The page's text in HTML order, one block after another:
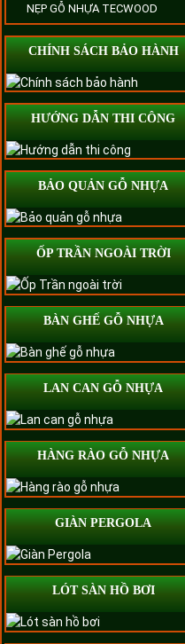
NẸP GỖ NHỰA TECWOOD
CHÍNH SÁCH BẢO HÀNH
HƯỚNG DẪN THI CÔNG
BẢO QUẢN GỖ NHỰA
ỐP TRẦN NGOÀI TRỜI
BÀN GHẾ GỖ NHỰA
LAN CAN GỖ NHỰA
HÀNG RÀO GỖ NHỰA
GIÀN PERGOLA
LÓT SÀN HỒ BƠI